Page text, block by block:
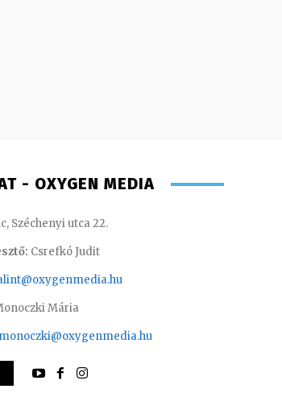
- OXYGEN MEDIA
Széchenyi utca 22.
Csrefkó Judit
Mária